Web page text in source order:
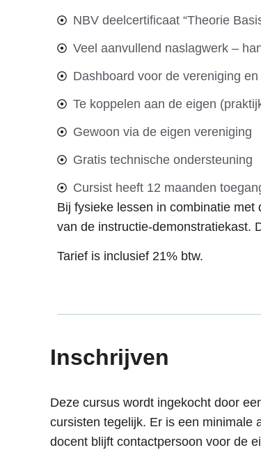
NBV deelcertificaat “Theorie
Veel aanvullend naslagwerk –
Dashboard voor de vereniging
Te koppelen aan de eigen
Gewoon via de eigen vereniging
Gratis technische ondersteuning
Cursist heeft 12 maanden
Bij fysieke lessen in combinatie
van de instructie-demonstratiekast.
Tarief is inclusief 21% btw.
Inschrijven
Deze cursus wordt ingekocht door
cursisten tegelijk. Er is een minimale
docent blijft contactpersoon voor de